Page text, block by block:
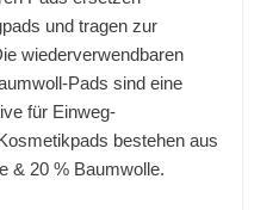
und tragen zur
wiederverwendbaren
Pads sind eine
für Einweg-
bestehen aus
& 20 % Baumwolle.